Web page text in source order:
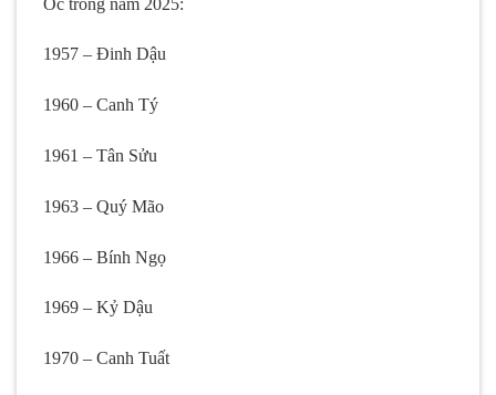
1957 – Đinh Dậu
1960 – Canh Tý
1961 – Tân Sửu
1963 – Quý Mão
1966 – Bính Ngọ
1969 – Kỷ Dậu
1970 – Canh Tuất